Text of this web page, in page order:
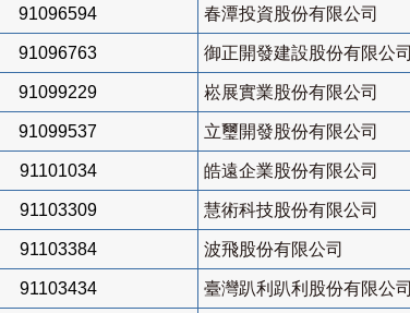
91096594 春潭投資股份有限公司
91096763 御正開發建設股份有限公司
91099229 崧展實業股份有限公司
91099537 立璽開發股份有限公司
91101034 皓遠企業股份有限公司
91103309 慧術科技股份有限公司
91103384 波飛股份有限公司
91103434 臺灣趴利趴利股份有限公司